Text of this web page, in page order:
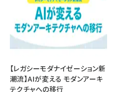
【レガシーモダナイゼーション新
潮流】AIが変える モダンアーキ
テクチャへの移行